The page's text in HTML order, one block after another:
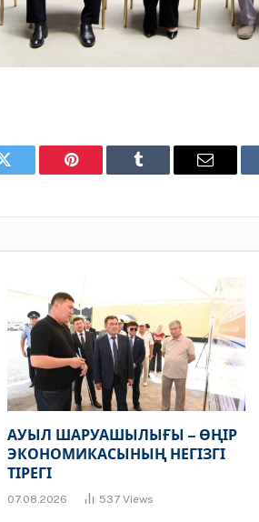
Twitter Pinterest Tumblr Email
АУЫЛ ШАРУАШЫЛЫҒЫ – ӨҢІР
ЭКОНОМИКАСЫНЫҢ НЕГІЗГІ
ТІРЕГІ
07.08.2026 537 Views